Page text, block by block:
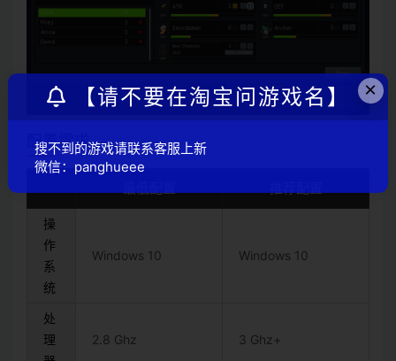
配置需求
操
作
系
统
Windows 10 Windows 10
处
理
2.8 Ghz 3 Ghz+
×
【请不要在淘宝问游戏名】
搜不到的游戏请联系客服上新
微信：panghueee